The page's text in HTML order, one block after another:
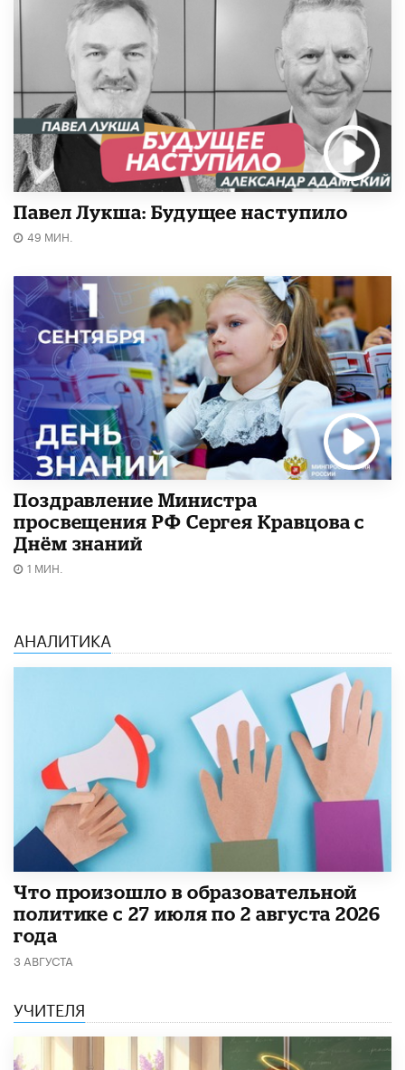
Павел Лукша: Будущее наступило
49 МИН.
Поздравление Министра
просвещения РФ Сергея Кравцова с
Днём знаний
1 МИН.
АНАЛИТИКА
​Что произошло в образовательной
политике с 27 июля по 2 августа 2026
года
3 АВГУСТА
УЧИТЕЛЯ